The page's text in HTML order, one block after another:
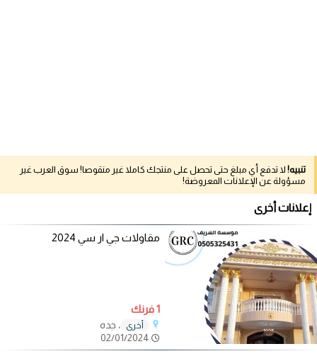
تنبيه! لا تدفع أي مبلغ حتى تحصل على منتجك كاملا غير منقوصا! سوق العرب غير
مسؤولة عن الإعلانات المعروضة!
إعلانات أخرى
مقاولات جي ار سي 2024
1 فرنك
أخرى
، جده